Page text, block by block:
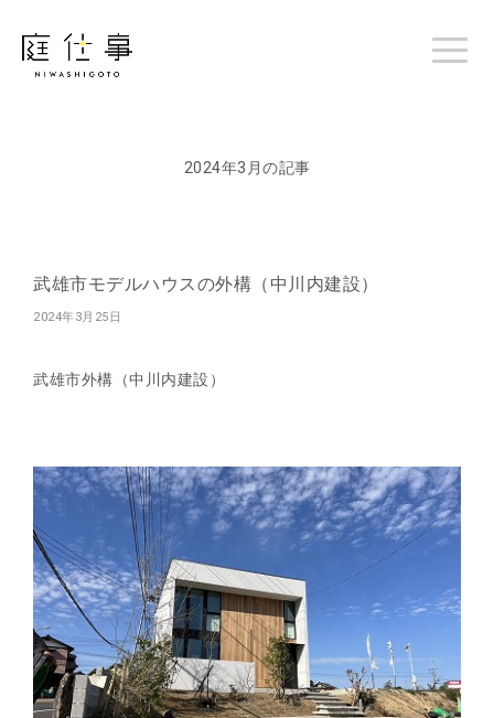
2024年3月の記事
武雄市モデルハウスの外構（中川内建設）
2024年3月25日
武雄市外構（中川内建設）